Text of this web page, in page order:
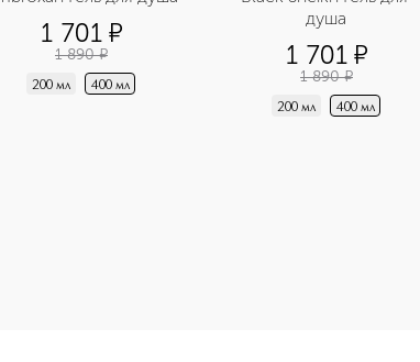
1 701 ¤
1 890 ¤
200 мл 400 мл
душа
1 701 ¤
1 890 ¤
200 мл 400 мл